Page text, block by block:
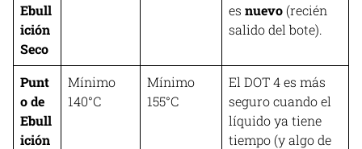
Ebull
ición
Seco
es nuevo(recién
salido del bote).
Punt
o de
Ebull
ición
Mínimo
140°C
Mínimo
155°C
El DOT 4 es más
seguro cuando el
líquido ya tiene
tiempo (y algo de